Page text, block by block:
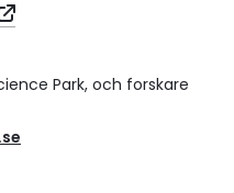
Park, och forskare